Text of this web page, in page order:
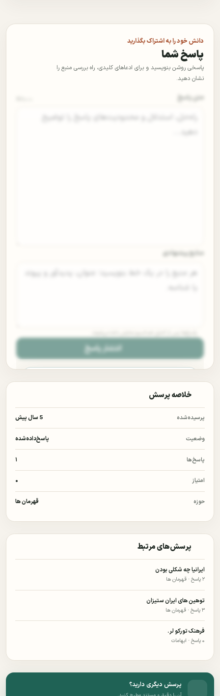
دانش خود را به اشتراک بگذارید
پاسخ شما
پاسخی روشن بنویسید و برای ادعاهای کلیدی، راه بررسی منبع را
نشان دهید.
متن پاسخ
منابع پیشنهادی
انتشار پاسخ
برای ثبت پاسخ وارد حساب کاربری شوید.
خلاصه پرسش
پرسیده‌شده 5 سال پیش
وضعیت پاسخ‌داده‌شده
پاسخ‌ها ۱
امتیاز ۰
حوزه قهرمان ها
پرسش‌های مرتبط
ایرانیا چه شکلی بودن
۲ پاسخ · قهرمان ها
توهین های ایران ستیزان
۳ پاسخ · قهرمان ها
فرهنک تورکو لر.
۰ پاسخ · ابهامات
پرسش دیگری دارید؟